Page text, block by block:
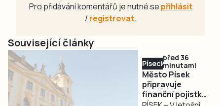
Pro přidávání komentářů je nutné se přihlásit
/registrovat.
Související články
Písecko
před 36
minutami
Město Písek
připravuje
finanční pojistku